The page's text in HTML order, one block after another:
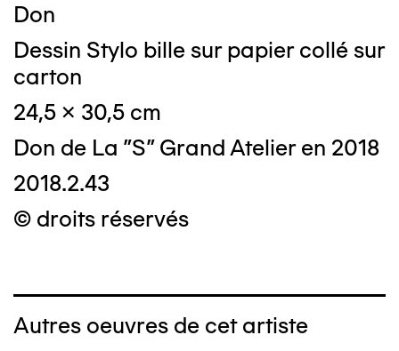
Don
Dessin Stylo bille sur papier collé sur
carton
24,5 x 30,5 cm
Don de La "S" Grand Atelier en 2018
2018.2.43
© droits réservés
Autres oeuvres de cet artiste